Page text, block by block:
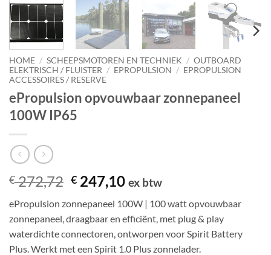
HOME / SCHEEPSMOTOREN EN TECHNIEK / OUTBOARD
ELEKTRISCH / FLUISTER / EPROPULSION / EPROPULSION
ACCESSOIRES / RESERVE
ePropulsion opvouwbaar zonnepaneel
100W IP65
€272,72 Oorspronkelijke
was:
€ 272,72.
€ 247,10Huidige
is:
€ 247,10.
ex btw
ePropulsion zonnepaneel 100W | 100 watt opvouwbaar
zonnepaneel, draagbaar en efficiënt, met plug & play
waterdichte connectoren, ontworpen voor Spirit Battery
Plus. Werkt met een Spirit 1.0 Plus zonnelader.